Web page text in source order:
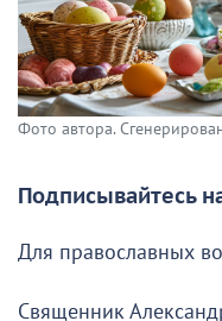
Фото автора.
Подписывайтесь
Для православных
Священник